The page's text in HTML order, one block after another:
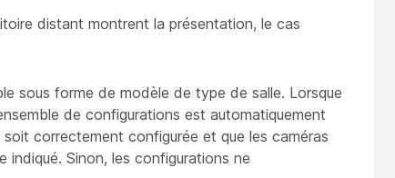
distant montrent la présentation, le cas
sous forme de modèle de type de salle. Lorsque
de configurations est automatiquement
correctement configurée et que les caméras
Sinon, les configurations ne